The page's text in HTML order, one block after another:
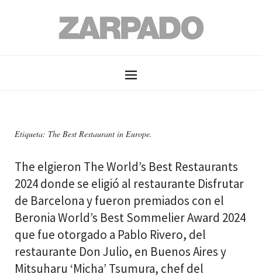
Etiqueta: The Best Restaurant in Europe.
The elgieron The World’s Best Restaurants
2024 donde se eligió al restaurante Disfrutar
de Barcelona y fueron premiados con el
Beronia World’s Best Sommelier Award 2024
que fue otorgado a Pablo Rivero, del
restaurante Don Julio, en Buenos Aires y
Mitsuharu ‘Micha’ Tsumura, chef del